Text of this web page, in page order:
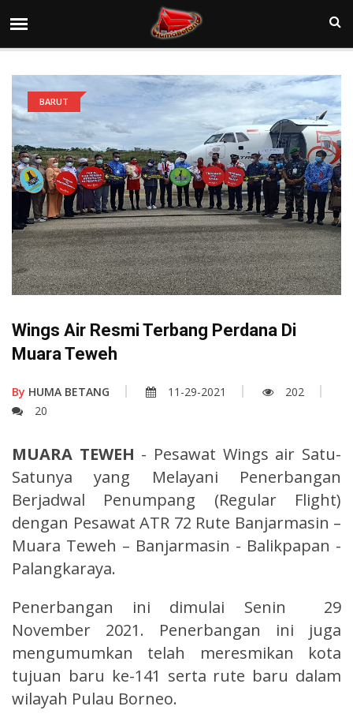
BARUT
Wings Air Resmi Terbang Perdana Di
Muara Teweh
By HUMA BETANG 11-29-2021
202
20
MUARA TEWEH - Pesawat Wings air Satu-
Satunya yang Melayani Penerbangan
Berjadwal Penumpang (Regular Flight)
dengan Pesawat ATR 72 Rute Banjarmasin –
Muara Teweh – Banjarmasin - Balikpapan -
Palangkaraya.
Penerbangan ini dimulai Senin 29
November 2021. Penerbangan ini juga
mengumumkan telah meresmikan kota
tujuan baru ke-141 serta rute baru dalam
wilayah Pulau Borneo.